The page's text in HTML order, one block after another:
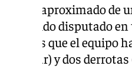
de baja aproximado de
el partido disputado
en los que el equipo
y Eibar) y dos